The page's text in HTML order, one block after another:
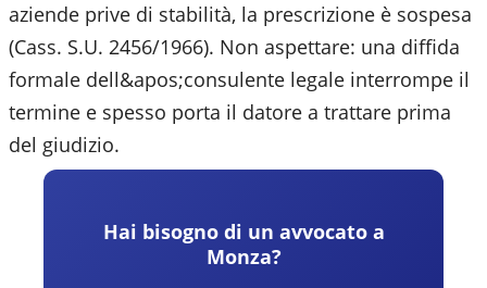
aziende prive di stabilità, la prescrizione è sospesa
(Cass. S.U. 2456/1966). Non aspettare: una diffida
formale dell&apos;consulente legale interrompe il
termine e spesso porta il datore a trattare prima
del giudizio.
Hai bisogno di un avvocato a
Monza?